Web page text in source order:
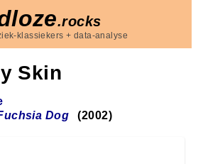
.rocks
klassiekers + data-analyse
Skin
Dog (2002)